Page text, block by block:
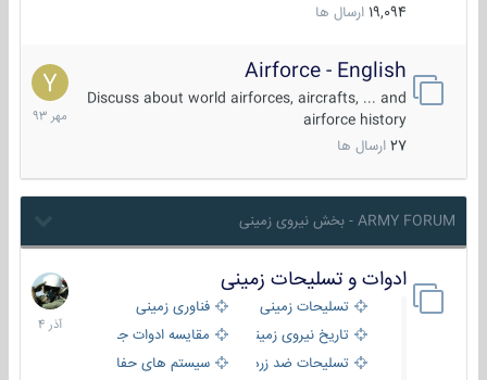
19,094 ارسال ها
Airforce - English
Discuss about world airforces, aircrafts, ... and
airforce history
27 ارسال ها
15
مهر
1393
ARMY FORUM - بخش نیروی زمینی
ادوات و تسلیحات زمینی
تسلیحات زمینی
فناوری زمینی
تاریخ نیروی زمینی
مقایسه ادوات جنگی
تسلیحات ضد زره
سیستم های حفاظت فعال
21
آذر
1404